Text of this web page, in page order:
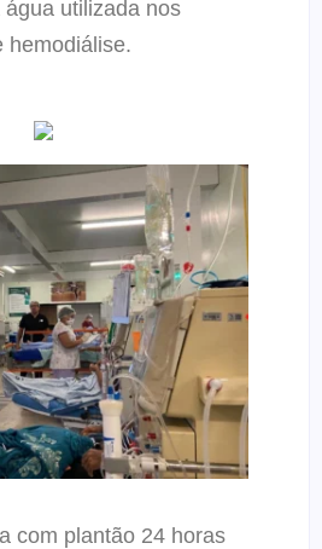
utilizada nos
hemodiálise.
com plantão 24 horas